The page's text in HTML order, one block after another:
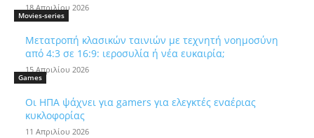
18 Απριλίου 2026
Movies-series
Μετατροπή κλασικών ταινιών με τεχνητή νοημοσύνη
από 4:3 σε 16:9: ιεροσυλία ή νέα ευκαιρία;
15 Απριλίου 2026
Games
Οι ΗΠΑ ψάχνει για gamers για ελεγκτές εναέριας
κυκλοφορίας
11 Απριλίου 2026